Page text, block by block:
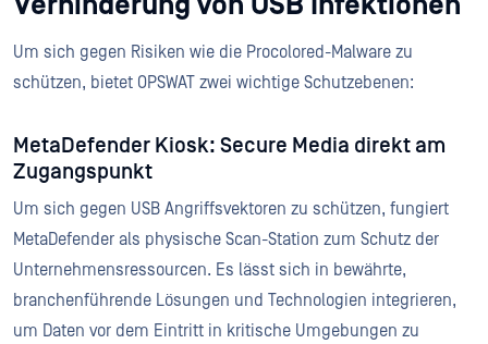
Um sich gegen Risiken wie die Procolored-Malware zu
schützen, bietet OPSWAT zwei wichtige Schutzebenen:
MetaDefender Kiosk: Secure Media direkt am
Zugangspunkt
Um sich gegen USB Angriffsvektoren zu schützen, fungiert
MetaDefender als physische Scan-Station zum Schutz der
Unternehmensressourcen. Es lässt sich in bewährte,
branchenführende Lösungen und Technologien integrieren,
um Daten vor dem Eintritt in kritische Umgebungen zu